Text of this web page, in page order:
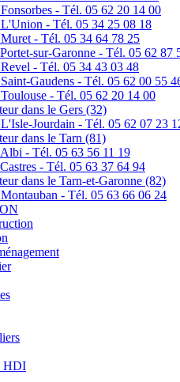
- Tél. 05 62 20 14 00
- Tél. 05 34 25 08 18
- Tél. 05 34 64 78 25
sur-Garonne - Tél. 05 62 87
- Tél. 05 34 43 03 48
Gaudens - Tél. 05 62 00 55
- Tél. 05 62 20 14 00
dans le Gers (32)
Jourdain - Tél. 05 62 07 23
dans le Tarn (81)
- Tél. 05 63 56 11 19
- Tél. 05 63 37 64 94
dans le Tarn-et-Garonne (82)
- Tél. 05 63 66 06 24
HDI